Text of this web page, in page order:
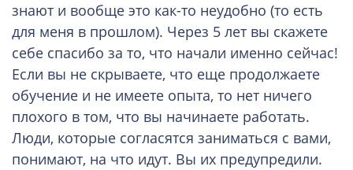
знают и вообще это как-то неудобно (то есть
для меня в прошлом). Через 5 лет вы скажете
себе спасибо за то, что начали именно сейчас!
Если вы не скрываете, что еще продолжаете
обучение и не имеете опыта, то нет ничего
плохого в том, что вы начинаете работать.
Люди, которые согласятся заниматься с вами,
понимают, на что идут. Вы их предупредили.